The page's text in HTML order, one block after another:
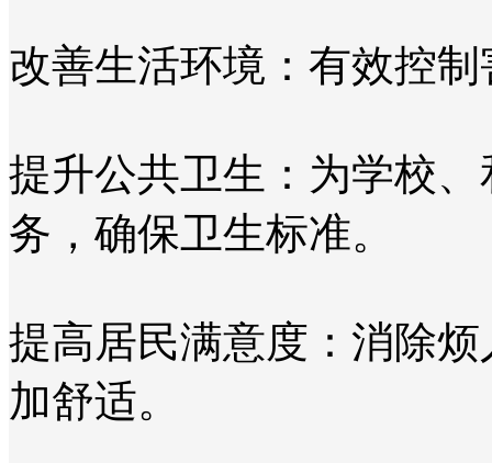
改善生活环境：有效控
提升公共卫生：为学校
务，确保卫生标准。
提高居民满意度：消除
加舒适。